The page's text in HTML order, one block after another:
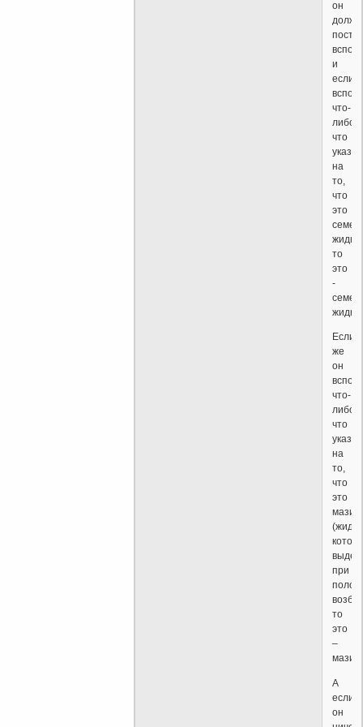
он
и
если
что-
либо,
что
на
то,
что
это
то
это
-
Если
же
он
что-
либо,
что
на
то,
что
это
мазий
при
то
это
–
мазий.
А
если
он